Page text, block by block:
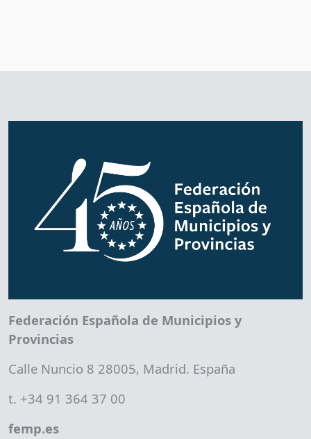
Federación Española de Municipios y
Provincias
Calle Nuncio 8 28005, Madrid. España
t. +34 91 364 37 00
femp.es